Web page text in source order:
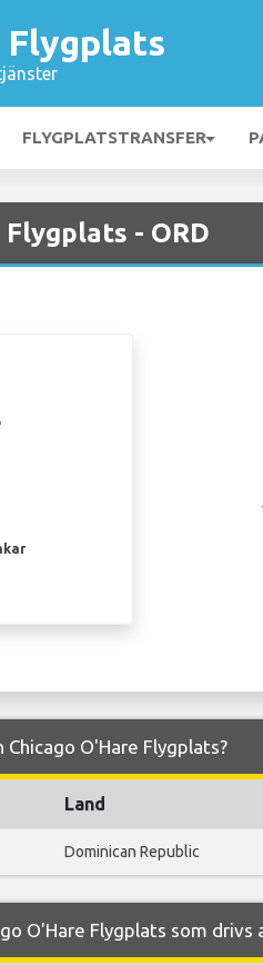
Flygplats
FLYGPLATSTRANSFER
- ORD
O'Hare Flygplats?
Land
Dominican Republic
O'Hare Flygplats som drivs